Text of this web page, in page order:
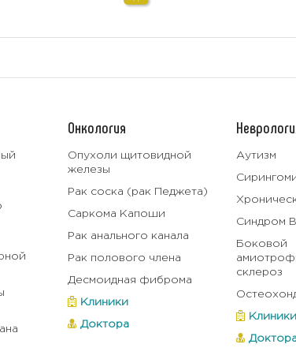
Онкология
Опухоли щитовидной
железы
Рак соска (рак Педжета)
Саркома Капоши
Рак анального канала
Рак полового члена
Десмоидная фиброма
Клиники
Доктора
Аутизм
Синдром
Боковой
склероз
Клиники